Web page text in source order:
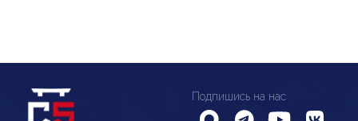
Подпишись на нас